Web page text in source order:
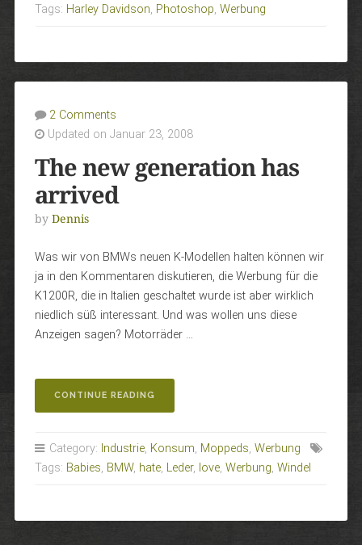
Tags: Harley Davidson, Photoshop, Werbung
2 Comments
Updated on Januar 23, 2008
The new generation has
arrived
by Dennis
Was wir von BMWs neuen K-Modellen halten können wir
ja in den Kommentaren diskutieren, die Werbung für die
K1200R, die in Italien geschaltet wurde ist aber wirklich
niedlich süß interessant. Und was wollen uns diese
Anzeigen sagen? Motorräder …
CONTINUE READING
NEW
ARRIVED“
Category: Industrie, Konsum, Moppeds, Werbung
Tags: Babies, BMW, hate, Leder, love, Werbung, Windel